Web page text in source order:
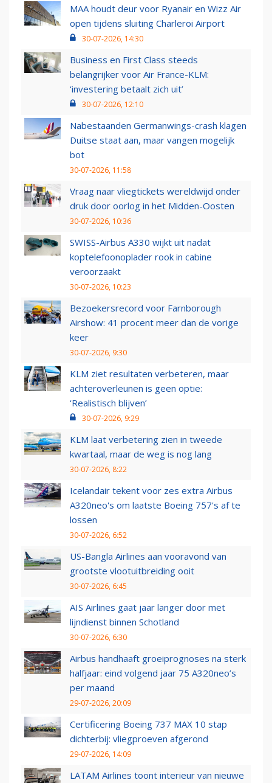
MAA houdt deur voor Ryanair en Wizz Air
open tijdens sluiting Charleroi Airport
30-07-2026, 14:30
Business en First Class steeds
belangrijker voor Air France-KLM:
‘investering betaalt zich uit’
30-07-2026, 12:10
Nabestaanden Germanwings-crash klagen
Duitse staat aan, maar vangen mogelijk
bot
30-07-2026, 11:58
Vraag naar vliegtickets wereldwijd onder
druk door oorlog in het Midden-Oosten
30-07-2026, 10:36
SWISS-Airbus A330 wijkt uit nadat
koptelefoonoplader rook in cabine
veroorzaakt
30-07-2026, 10:23
Bezoekersrecord voor Farnborough
Airshow: 41 procent meer dan de vorige
keer
30-07-2026, 9:30
KLM ziet resultaten verbeteren, maar
achteroverleunen is geen optie:
‘Realistisch blijven’
30-07-2026, 9:29
KLM laat verbetering zien in tweede
kwartaal, maar de weg is nog lang
30-07-2026, 8:22
Icelandair tekent voor zes extra Airbus
A320neo's om laatste Boeing 757's af te
lossen
30-07-2026, 6:52
US-Bangla Airlines aan vooravond van
grootste vlootuitbreiding ooit
30-07-2026, 6:45
AIS Airlines gaat jaar langer door met
lijndienst binnen Schotland
30-07-2026, 6:30
Airbus handhaaft groeiprognoses na sterk
halfjaar: eind volgend jaar 75 A320neo’s
per maand
29-07-2026, 20:09
Certificering Boeing 737 MAX 10 stap
dichterbij: vliegproeven afgerond
29-07-2026, 14:09
LATAM Airlines toont interieur van nieuwe